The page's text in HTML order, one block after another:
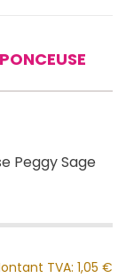
Peggy Sage
TVA: 1,05 €